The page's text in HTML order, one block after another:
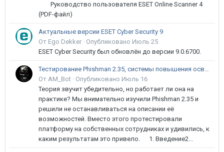
Руководство пользователя ESET Online Scanner 4
(PDF-файл)
Актуальные версии ESET Cyber Security 9
От Ego Dekker · Опубликовано Июль 25
ESET Cyber Security был обновлён до версии 9.0.6700.
Тестирование Phishman 2.35, системы повышения осведомлённости пользователей в сфере ИБ
От AM_Bot · Опубликовано Июль 16
Теория звучит убедительно, но работает ли она на
практике? Мы внимательно изучили Phishman 2.35 и
решили не останавливаться на описании её
возможностей. Вместо этого протестировали
платформу на собственных сотрудниках и удивились, к
каким результатам это привело. 1. Введение2...